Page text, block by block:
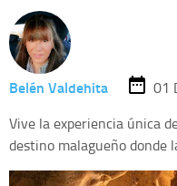
Belén Valdehita
01
Vive la experiencia única
destino malagueño donde